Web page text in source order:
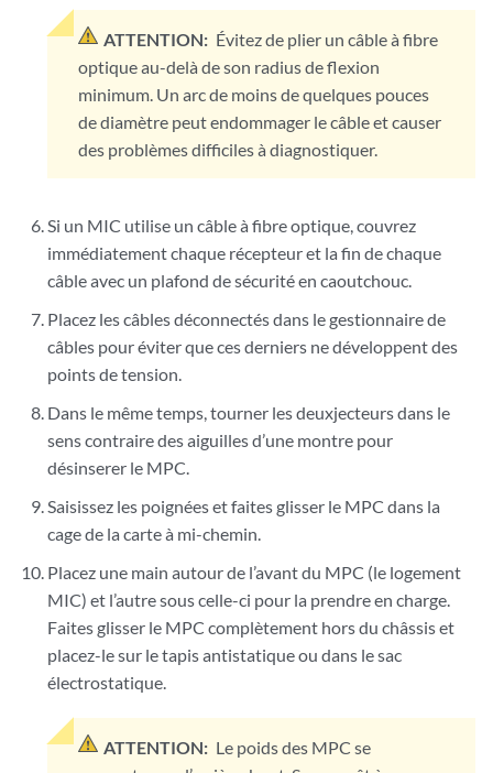
ATTENTION: Évitez de plier un câble à fibre
optique au-delà de son radius de flexion
minimum. Un arc de moins de quelques pouces
de diamètre peut endommager le câble et causer
des problèmes difficiles à diagnostiquer.
Si un MIC utilise un câble à fibre optique, couvrez
immédiatement chaque récepteur et la fin de chaque
câble avec un plafond de sécurité en caoutchouc.
Placez les câbles déconnectés dans le gestionnaire de
câbles pour éviter que ces derniers ne développent des
points de tension.
Dans le même temps, tourner les deuxjecteurs dans le
sens contraire des aiguilles d’une montre pour
désinserer le MPC.
Saisissez les poignées et faites glisser le MPC dans la
cage de la carte à mi-chemin.
Placez une main autour de l’avant du MPC (le logement
MIC) et l’autre sous celle-ci pour la prendre en charge.
Faites glisser le MPC complètement hors du châssis et
placez-le sur le tapis antistatique ou dans le sac
électrostatique.
ATTENTION: Le poids des MPC se